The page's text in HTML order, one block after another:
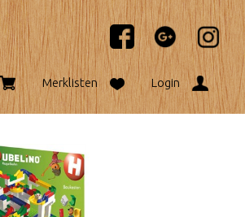
Merklisten Login